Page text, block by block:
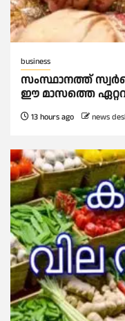
business
സംസ്ഥാനത്ത്
ഈ മാസത്തെ
13 hours ago news